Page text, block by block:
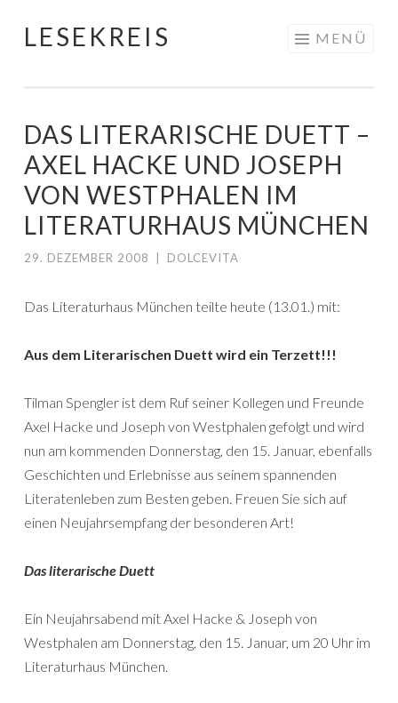
Springe
LESEKREIS MENÜ
DAS LITERARISCHE DUETT –
AXEL HACKE UND JOSEPH
VON WESTPHALEN IM
LITERATURHAUS MÜNCHEN
29. DEZEMBER 2008 DOLCEVITA
Das Literaturhaus München teilte heute (13.01.) mit:
Aus dem Literarischen Duett wird ein Terzett!!!
Tilman Spengler ist dem Ruf seiner Kollegen und Freunde
Axel Hacke und Joseph von Westphalen gefolgt und wird
nun am kommenden Donnerstag, den 15. Januar, ebenfalls
Geschichten und Erlebnisse aus seinem spannenden
Literatenleben zum Besten geben. Freuen Sie sich auf
einen Neujahrsempfang der besonderen Art!
Das literarische Duett
Ein Neujahrsabend mit Axel Hacke & Joseph von
Westphalen am Donnerstag, den 15. Januar, um 20 Uhr im
Literaturhaus München.